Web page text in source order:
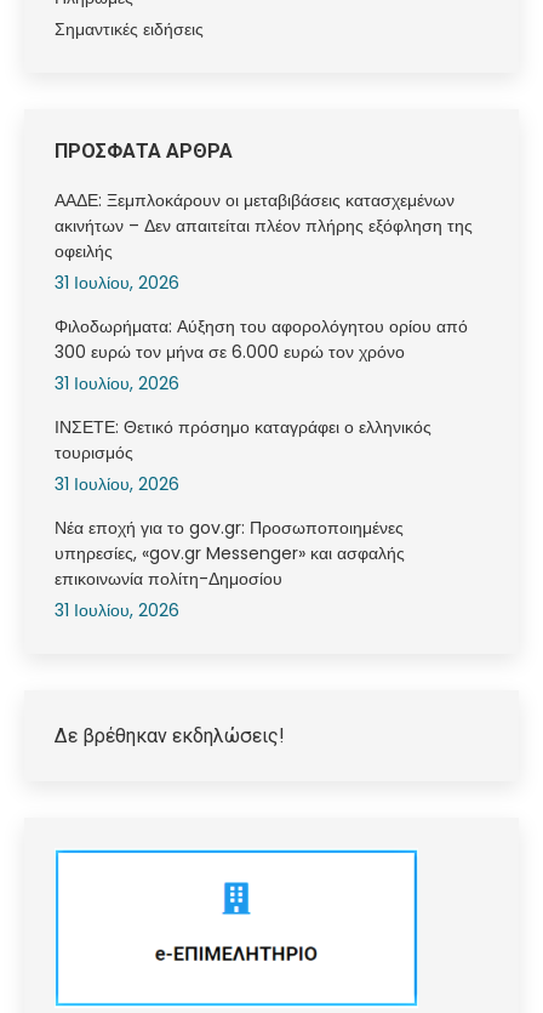
Σημαντικές ειδήσεις
ΠΡΟΣΦΑΤΑ ΑΡΘΡΑ
ΑΑΔΕ: Ξεμπλοκάρουν οι μεταβιβάσεις κατασχεμένων
ακινήτων – Δεν απαιτείται πλέον πλήρης εξόφληση της
οφειλής
31 Ιουλίου, 2026
Φιλοδωρήματα: Αύξηση του αφορολόγητου ορίου από
300 ευρώ τον μήνα σε 6.000 ευρώ τον χρόνο
31 Ιουλίου, 2026
ΙΝΣΕΤΕ: Θετικό πρόσημο καταγράφει ο ελληνικός
τουρισμός
31 Ιουλίου, 2026
Νέα εποχή για το gov.gr: Προσωποποιημένες
υπηρεσίες, «gov.gr Messenger» και ασφαλής
επικοινωνία πολίτη-Δημοσίου
31 Ιουλίου, 2026
Δε βρέθηκαν εκδηλώσεις!